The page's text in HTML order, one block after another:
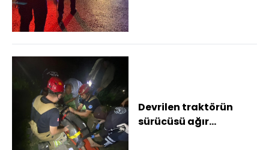
Devrilen traktörün
sürücüsü ağır